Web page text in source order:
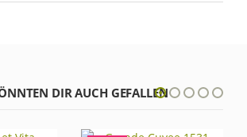
DIR AUCH GEFALLEN